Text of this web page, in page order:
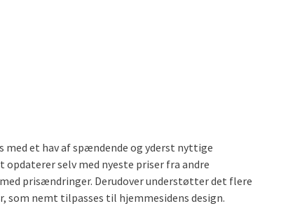
et hav af spændende og yderst nyttige
selv med nyeste priser fra andre
prisændringer. Derudover understøtter det flere
nemt tilpasses til hjemmesidens design.